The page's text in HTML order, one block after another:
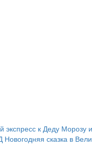
к Деду Морозу
сказка в